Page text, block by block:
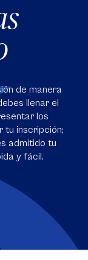
de manera
llenar el
los
tu inscripción;
admitido tu
y fácil.